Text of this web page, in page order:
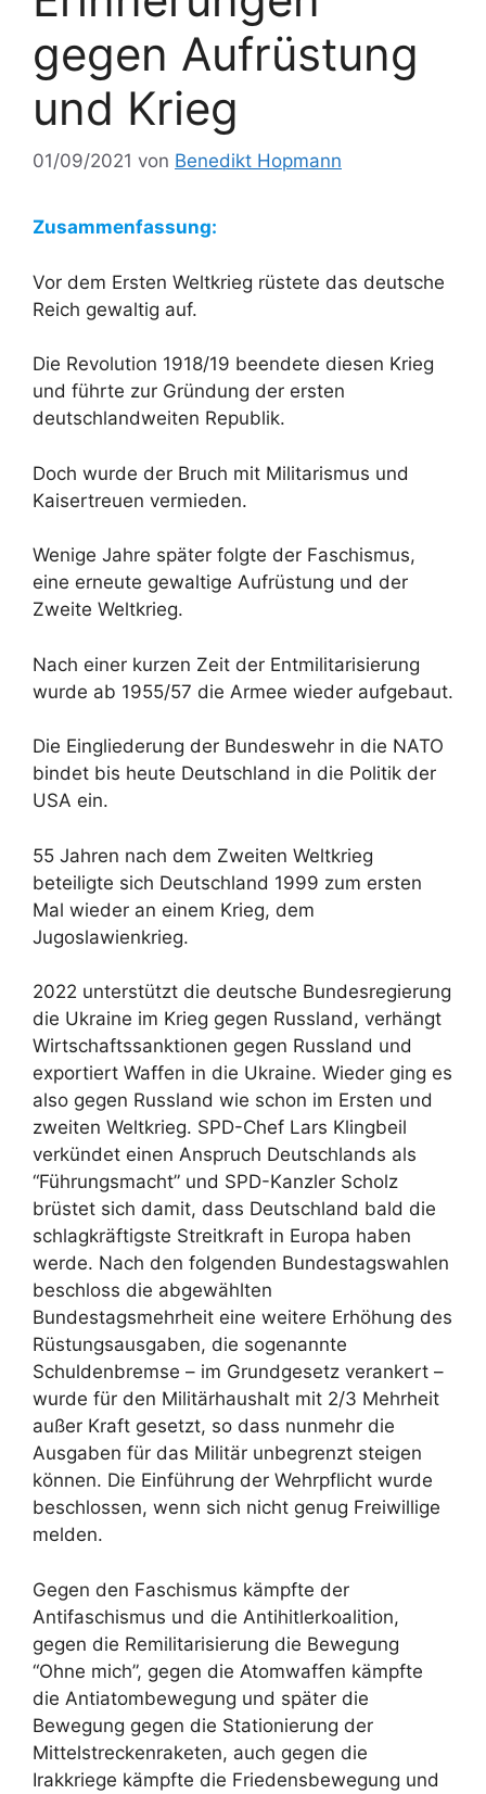
gegen Aufrüstung
und Krieg
01/09/2021 von Benedikt Hopmann
Zusammenfassung:
Vor dem Ersten Weltkrieg rüstete das deutsche
Reich gewaltig auf.
Die Revolution 1918/19 beendete diesen Krieg
und führte zur Gründung der ersten
deutschlandweiten Republik.
Doch wurde der Bruch mit Militarismus und
Kaisertreuen vermieden.
Wenige Jahre später folgte der Faschismus,
eine erneute gewaltige Aufrüstung und der
Zweite Weltkrieg.
Nach einer kurzen Zeit der Entmilitarisierung
wurde ab 1955/57 die Armee wieder aufgebaut.
Die Eingliederung der Bundeswehr in die NATO
bindet bis heute Deutschland in die Politik der
USA ein.
55 Jahren nach dem Zweiten Weltkrieg
beteiligte sich Deutschland 1999 zum ersten
Mal wieder an einem Krieg, dem
Jugoslawienkrieg.
2022 unterstützt die deutsche Bundesregierung
die Ukraine im Krieg gegen Russland, verhängt
Wirtschaftssanktionen gegen Russland und
exportiert Waffen in die Ukraine. Wieder ging es
also gegen Russland wie schon im Ersten und
zweiten Weltkrieg. SPD-Chef Lars Klingbeil
verkündet einen Anspruch Deutschlands als
“Führungsmacht” und SPD-Kanzler Scholz
brüstet sich damit, dass Deutschland bald die
schlagkräftigste Streitkraft in Europa haben
werde. Nach den folgenden Bundestagswahlen
beschloss die abgewählten
Bundestagsmehrheit eine weitere Erhöhung des
Rüstungsausgaben, die sogenannte
Schuldenbremse – im Grundgesetz verankert –
wurde für den Militärhaushalt mit 2/3 Mehrheit
außer Kraft gesetzt, so dass nunmehr die
Ausgaben für das Militär unbegrenzt steigen
können. Die Einführung der Wehrpflicht wurde
beschlossen, wenn sich nicht genug Freiwillige
melden.
Gegen den Faschismus kämpfte der
Antifaschismus und die Antihitlerkoalition,
gegen die Remilitarisierung die Bewegung
“Ohne mich”, gegen die Atomwaffen kämpfte
die Antiatombewegung und später die
Bewegung gegen die Stationierung der
Mittelstreckenraketen, auch gegen die
Irakkriege kämpfte die Friedensbewegung und